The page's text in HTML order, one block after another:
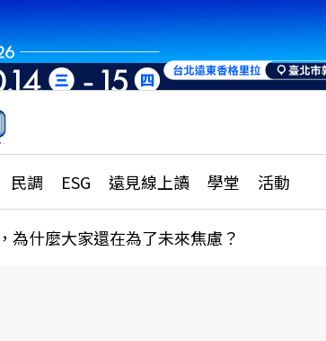
民調 ESG 遠見線上讀 學堂 活動
職涯攻略
調查全解析
更多訂閱方案
為什麼大家還在為了未來焦慮？